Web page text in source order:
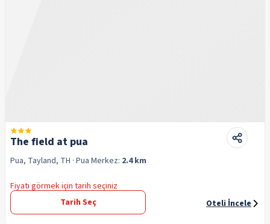
The field at pua
Pua, Tayland, TH · Pua Merkez: 2.4 km
Fiyatı görmek için tarih seçiniz
Tarih Seç
Oteli İncele